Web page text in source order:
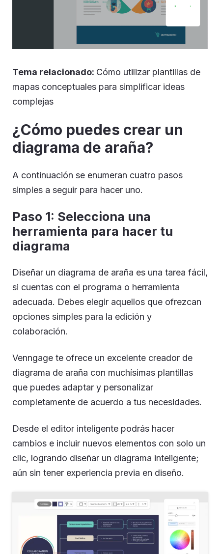
Tema relacionado: Cómo utilizar plantillas de
mapas conceptuales para simplificar ideas
complejas
¿Cómo puedes crear un
diagrama de araña?
A continuación se enumeran cuatro pasos
simples a seguir para hacer uno.
Paso 1: Selecciona una
herramienta para hacer tu
diagrama
Diseñar un diagrama de araña es una tarea fácil,
si cuentas con el programa o herramienta
adecuada. Debes elegir aquellos que ofrezcan
opciones simples para la edición y
colaboración.
Venngage te ofrece un excelente creador de
diagrama de araña con muchísimas plantillas
que puedes adaptar y personalizar
completamente de acuerdo a tus necesidades.
Desde el editor inteligente podrás hacer
cambios e incluir nuevos elementos con solo un
clic, logrando diseñar un diagrama inteligente;
aún sin tener experiencia previa en diseño.